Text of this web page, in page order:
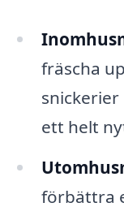
fräscha
ett helt
förbättra